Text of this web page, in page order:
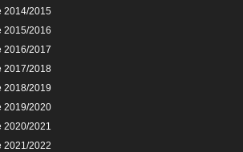
2014/2015
2015/2016
2016/2017
2017/2018
2018/2019
2019/2020
2020/2021
2021/2022